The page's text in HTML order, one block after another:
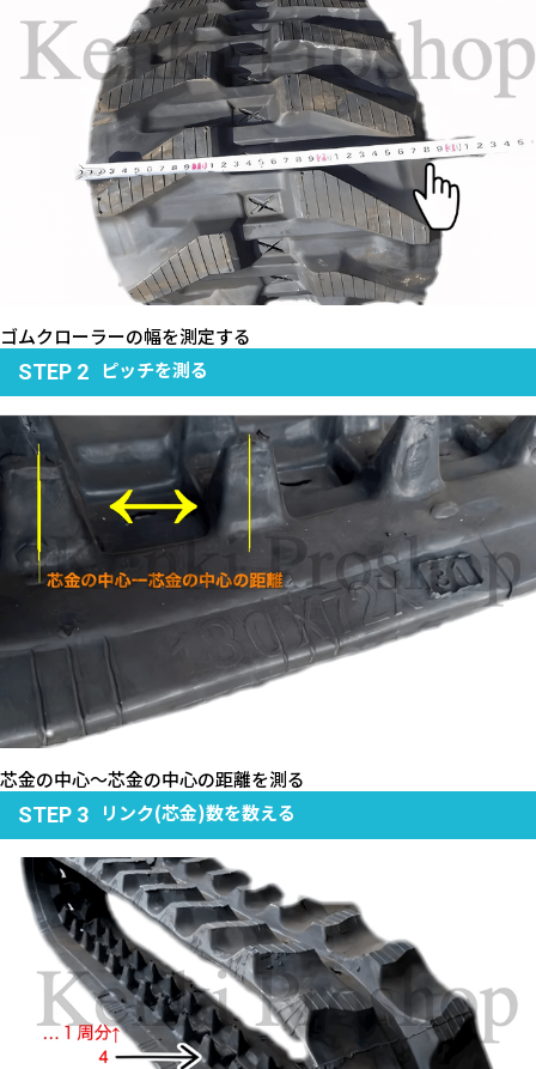
ゴムクローラーの幅を測定する
STEP 2 ピッチを測る
芯金の中心～芯金の中心の距離を測る
STEP 3
リンク(芯金)数を数える